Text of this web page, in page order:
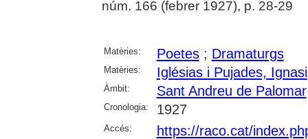
núm. 166 (febrer 1927), p. 28-29
Matèries: Poetes; Dramaturgs
Matèries: Iglésias i Pujades, Ignasi
Àmbit: Sant Andreu de Palomar
Cronologia: 1927
Accés: https://raco.cat/